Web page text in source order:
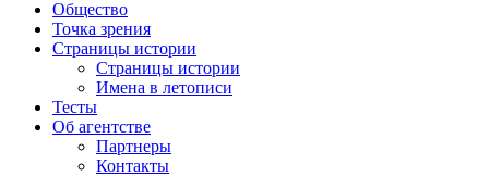
Общество
Точка зрения
Страницы истории
Страницы истории
Имена в летописи
Тесты
Об агентстве
Партнеры
Контакты